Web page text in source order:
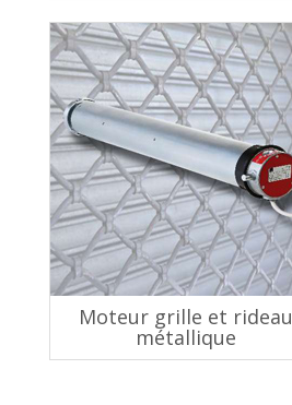
Moteur grille et rideau
métallique